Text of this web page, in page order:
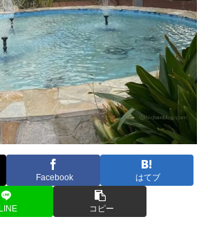
Facebook はてブ
LINE コピー